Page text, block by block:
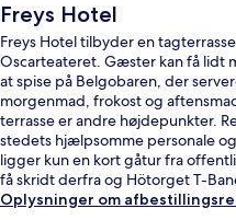
Freys Hotel
Freys Hotel tilbyder en
Oscarteateret. Gæster kan få lidt
at spise på Belgobaren, der
morgenmad, frokost og
terrasse er andre højdepunkter.
stedets hjælpsomme personale
ligger kun en kort gåtur fra
få skridt derfra og Hötorget T-
Oplysninger om